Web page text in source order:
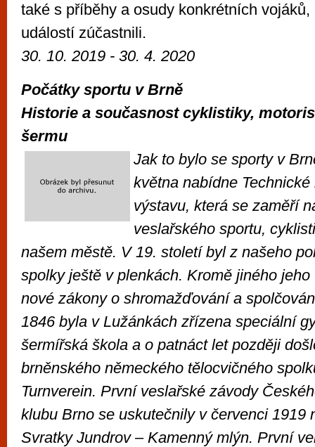
také s příběhy a osudy konkrétních
událostí zúčastnili.
30. 10. 2019 - 30. 4. 2020
Počátky sportu v Brně
Historie a současnost cyklistiky,
šermu
Jak to bylo se sporty v
května nabídne
výstavu, která se zaměří
veslařského sportu,
našem městě. V 19. století byl z našeho
spolky ještě v plenkách. Kromě jiného
nové zákony o shromažďování a
1846 byla v Lužánkách zřízena speciální
šermířská škola a o patnáct let později
brněnského německého tělocvičného
Turnverein. První veslařské závody
klubu Brno se uskutečnily v červenci 1919
Svratky Jundrov – Kamenný mlýn. První